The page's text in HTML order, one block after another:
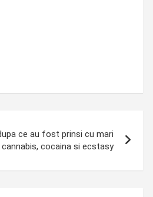
ce au fost prinsi cu mari
cocaina si ecstasy